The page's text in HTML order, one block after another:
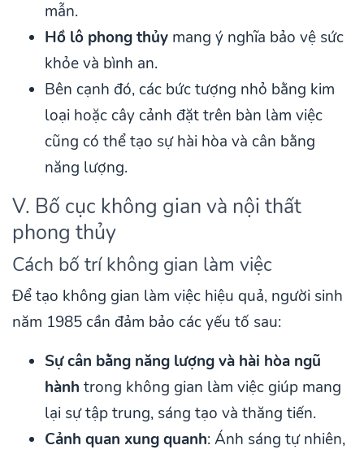
mẫn.
Hồ lô phong thủy mang ý nghĩa bảo vệ sức
khỏe và bình an.
Bên cạnh đó, các bức tượng nhỏ bằng kim
loại hoặc cây cảnh đặt trên bàn làm việc
cũng có thể tạo sự hài hòa và cân bằng
năng lượng.
V. Bố cục không gian và nội thất
phong thủy
Cách bố trí không gian làm việc
Để tạo không gian làm việc hiệu quả, người sinh
năm 1985 cần đảm bảo các yếu tố sau:
Sự cân bằng năng lượng và hài hòa ngũ
hành trong không gian làm việc giúp mang
lại sự tập trung, sáng tạo và thăng tiến.
Cảnh quan xung quanh: Ánh sáng tự nhiên,